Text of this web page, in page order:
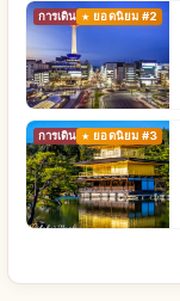
การเดินทางยอดนิยม #2
การเดินทางยอดนิยม #3